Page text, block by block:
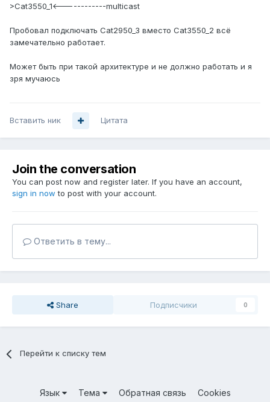
>Cat3550_1<------------multicast
Пробовал подключать Cat2950_3 вместо Cat3550_2 всё
замечательно работает.
Может быть при такой архитектуре и не должно работать и я
зря мучаюсь
Вставить ник Цитата
Join the conversation
You can post now and register later. If you have an account,
sign in now to post with your account.
Ответить в тему...
Share Подписчики 0
Перейти к списку тем
Язык Тема Обратная связь
Cookies